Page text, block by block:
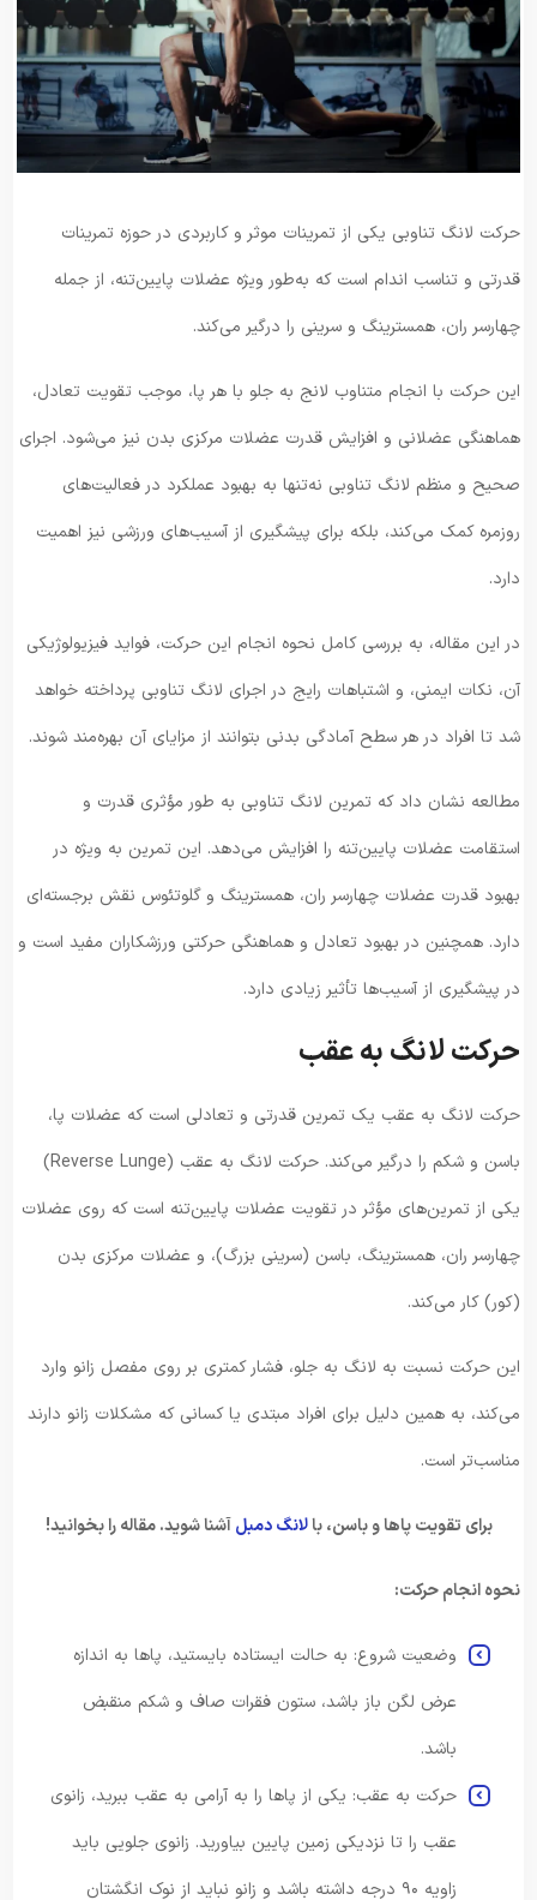
حرکت لانگ تناوبی یکی از تمرینات موثر و کاربردی در حوزه تمرینات
قدرتی و تناسب اندام است که به‌طور ویژه عضلات پایین‌تنه، از جمله
چهارسر ران، همسترینگ و سرینی را درگیر می‌کند.
این حرکت با انجام متناوب لانج به جلو با هر پا، موجب تقویت تعادل،
هماهنگی عضلانی و افزایش قدرت عضلات مرکزی بدن نیز می‌شود. اجرای
صحیح و منظم لانگ تناوبی نه‌تنها به بهبود عملکرد در فعالیت‌های
روزمره کمک می‌کند، بلکه برای پیشگیری از آسیب‌های ورزشی نیز اهمیت
دارد.
در این مقاله، به بررسی کامل نحوه انجام این حرکت، فواید فیزیولوژیکی
آن، نکات ایمنی، و اشتباهات رایج در اجرای لانگ تناوبی پرداخته خواهد
شد تا افراد در هر سطح آمادگی بدنی بتوانند از مزایای آن بهره‌مند شوند.
مطالعه نشان داد که تمرین لانگ تناوبی به طور مؤثری قدرت و
استقامت عضلات پایین‌تنه را افزایش می‌دهد. این تمرین به ویژه در
بهبود قدرت عضلات چهارسر ران، همسترینگ و گلوتئوس نقش برجسته‌ای
دارد. همچنین در بهبود تعادل و هماهنگی حرکتی ورزشکاران مفید است و
در پیشگیری از آسیب‌ها تأثیر زیادی دارد.
حرکت لانگ به عقب
حرکت لانگ به عقب یک تمرین قدرتی و تعادلی است که عضلات پا،
باسن و شکم را درگیر می‌کند. حرکت لانگ به عقب (Reverse Lunge)
یکی از تمرین‌های مؤثر در تقویت عضلات پایین‌تنه است که روی عضلات
چهارسر ران، همسترینگ، باسن (سرینی بزرگ)، و عضلات مرکزی بدن
(کور) کار می‌کند.
این حرکت نسبت به لانگ به جلو، فشار کمتری بر روی مفصل زانو وارد
می‌کند، به همین دلیل برای افراد مبتدی یا کسانی که مشکلات زانو دارند
مناسب‌تر است.
برای تقویت پاها و باسن، بالانگ دمبلآشنا شوید. مقاله را بخوانید!
نحوه انجام حرکت:
وضعیت شروع: به حالت ایستاده بایستید، پاها به اندازه
عرض لگن باز باشد، ستون فقرات صاف و شکم منقبض
باشد.
حرکت به عقب: یکی از پاها را به آرامی به عقب ببرید، زانوی
عقب را تا نزدیکی زمین پایین بیاورید. زانوی جلویی باید
زاویه ۹۰ درجه داشته باشد و زانو نباید از نوک انگشتان